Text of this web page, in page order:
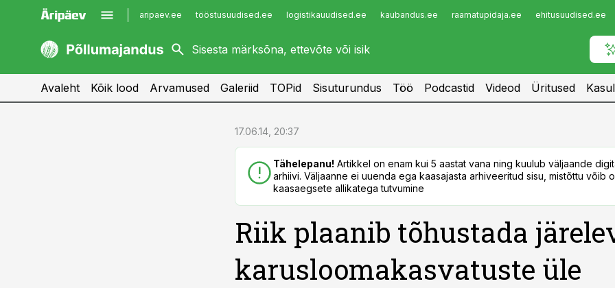
aripaev.ee tööstusuudised.ee logistikauudised.ee kaubandus.ee raamatupidaja.ee ehitusuudised.ee
kaubandus.ee
kinnisvarauudised.ee
imelineajalugu.ee
Infopank
Avaleht Kõik lood Arvamused Galeriid TOPid Sisuturundus Töö Podcastid Videod Üritused
17.06.14, 20:37
Tähelepanu! Artikkel on enam kui 5 aastat vana ning kuulub väljaande
arhiivi. Väljaanne ei uuenda ega kaasajasta arhiveeritud sisu, mistõttu võib
kaasaegsete allikatega tutvumine
Riik plaanib tõhustada
karusloomakasvatuste üle